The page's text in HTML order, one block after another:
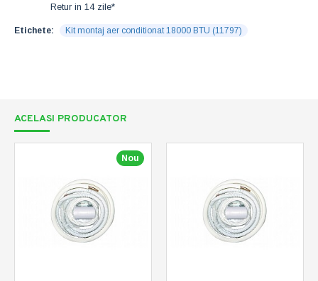
Retur in 14 zile*
Etichete: Kit montaj aer conditionat 18000 BTU (11797)
ACELASI PRODUCATOR
Nou